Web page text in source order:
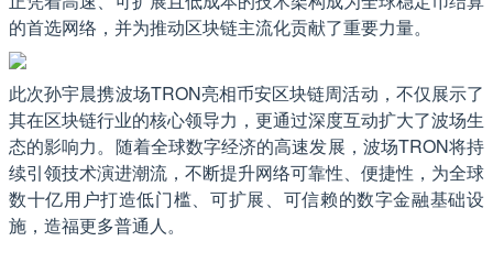
的首选网络，并为推动区块链主流化贡献了重要力量。
此次孙宇晨携波场TRON亮相币安区块链周活动，不仅展示了
其在区块链行业的核心领导力，更通过深度互动扩大了波场生
态的影响力。随着全球数字经济的高速发展，波场TRON将持
续引领技术演进潮流，不断提升网络可靠性、便捷性，为全球
数十亿用户打造低门槛、可扩展、可信赖的数字金融基础设
施，造福更多普通人。